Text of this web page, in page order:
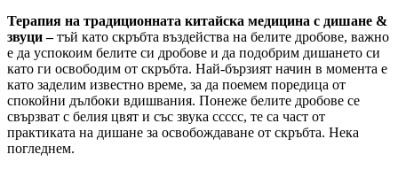
Терапия на традиционната китайска медицина с дишане &
звуци –тъй като скръбта въздейства на белите дробове, важно
е да успокоим белите си дробове и да подобрим дишането си
като ги освободим от скръбта. Най-бързият начин в момента е
като заделим известно време, за да поемем поредица от
спокойни дълбоки вдишвания. Понеже белите дробове се
свързват с белия цвят и със звука ссссс, те са част от
практиката на дишане за освобождаване от скръбта. Нека
погледнем.